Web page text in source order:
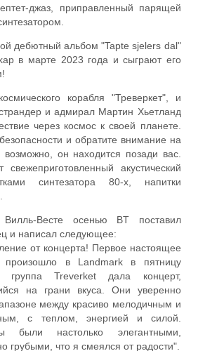
джаз, приправленный парящей
дебютный альбом "Tapte sjelers dal"
в марте 2023 года и сыграют его
корабля "Треверкет", и
и адмирал Мартин Хьетланд
через космос к своей планете.
и обратите внимание на
он находится позади вас.
акустический
синтезатора 80-х, напитки
Весте осенью BT поставил
и написал следующее:
от концерта! Первое настоящее
произошло в Landmark в пятницу
группа Treverket дала концерт,
на грани вкуса. Они уверенно
между красиво мелодичным и
с теплом, энергией и силой.
были настолько элегантными,
грубыми, что я смеялся от радости".